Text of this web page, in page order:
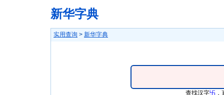
新华字典
实用查询 > 新华字典
查找汉字卐